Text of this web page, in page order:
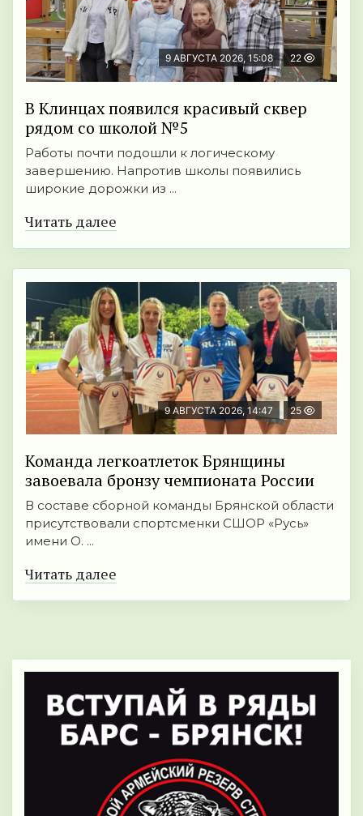
9 АВГУСТА 2026, 15:08 22
В Клинцах появился красивый сквер
рядом со школой №5
Работы почти подошли к логическому
завершению. Напротив школы появились
широкие дорожки из ...
Читать далее
9 АВГУСТА 2026, 14:47 25
Команда легкоатлеток Брянщины
завоевала бронзу чемпионата России
В составе сборной команды Брянской области
присутствовали спортсменки СШОР «Русь»
имени О. ...
Читать далее